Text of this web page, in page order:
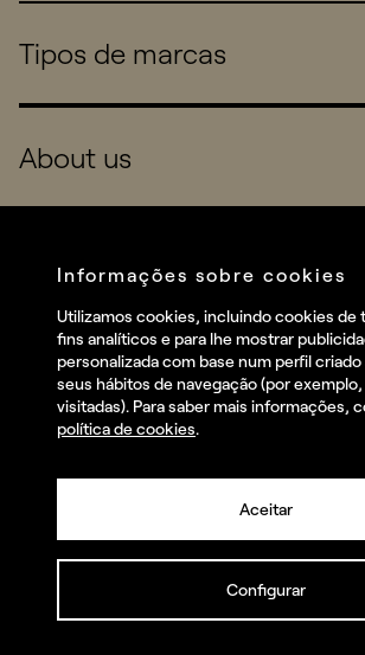
Tipos de marcas
Consumers
Startups
About us
Services
Talent
Contact
Linkedin
Instagram
Facebook
© summa.es Todos os direitos reservados.
Informações sobre cookies
Utilizamos cookies, incluindo cookies de
fins analíticos e para lhe mostrar
personalizada com base num perfil criado
seus hábitos de navegação (por exemplo,
visitadas). Para saber mais informações,
política de cookies.
Aceitar
Configurar